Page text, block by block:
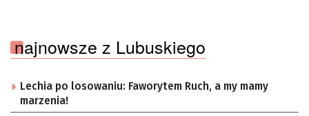
najnowsze z Lubuskiego
Lechia po losowaniu: Faworytem Ruch, a my mamy
marzenia!